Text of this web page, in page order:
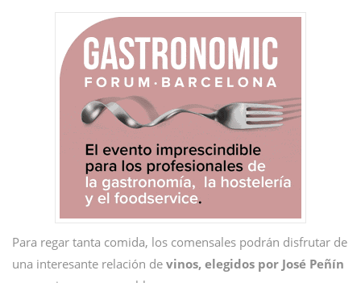
Para regar tanta comida, los comensales podrán disfrutar de
una interesante relación de vinos, elegidos por José Peñín